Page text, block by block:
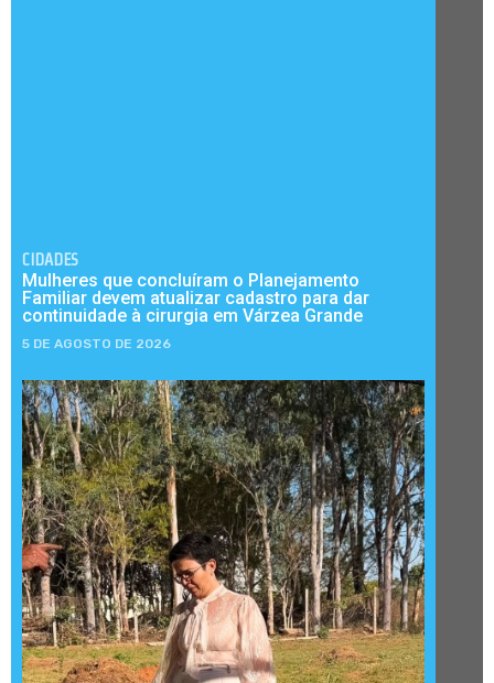
CIDADES
Mulheres que concluíram o Planejamento
Familiar devem atualizar cadastro para dar
continuidade à cirurgia em Várzea Grande
5 DE AGOSTO DE 2026